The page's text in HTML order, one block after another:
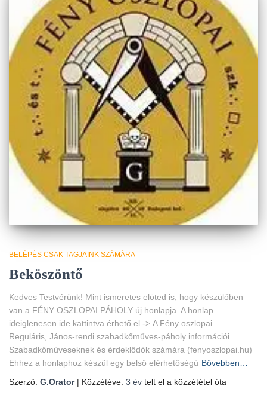
BELÉPÉS CSAK TAGJAINK SZÁMÁRA
Beköszöntő
Kedves Testvérünk! Mint ismeretes elöted is, hogy készülőben
van a FÉNY OSZLOPAI PÁHOLY új honlapja. A honlap
ideiglenesen ide kattintva érhető el -> A Fény oszlopai –
Reguláris, János-rendi szabadkőműves-páholy információi
Szabadkőműveseknek és érdeklődők számára (fenyoszlopai.hu)
Ehhez a honlaphoz készül egy belső elérhetőségű Bővebben…
Szerző: G.Orator| Közzétéve: 3 év telt el a közzététel óta